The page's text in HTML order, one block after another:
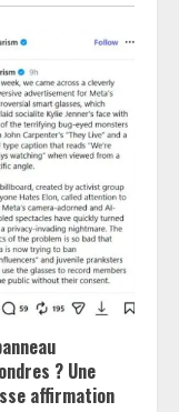
? Une
affirmation